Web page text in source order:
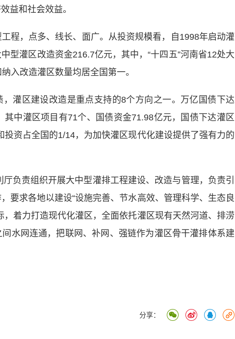
益和社会效益。
，点多、线长、面广。从投资规模看，自1998年启动灌
型灌区改造资金216.7亿元，其中，“十四五”河南省12处大
入改造灌区数量均居全国第一。
区建设改造是重点支持的8个方向之一。万亿国债下达
中灌区项目有71个、国债资金71.98亿元，国债下达灌区
资占全国的1/14，为加快灌区现代化建设提供了强有力的
责组织开展大中型灌排工程建设、改造与管理，负责引
要求各地以建设“设施完善、节水高效、管理科学、生态良
着力打造现代化灌区，全面依托灌区现有天然河道、排涝
水网连通，把联网、补网、强链作为灌区骨干灌排体系建
分享：